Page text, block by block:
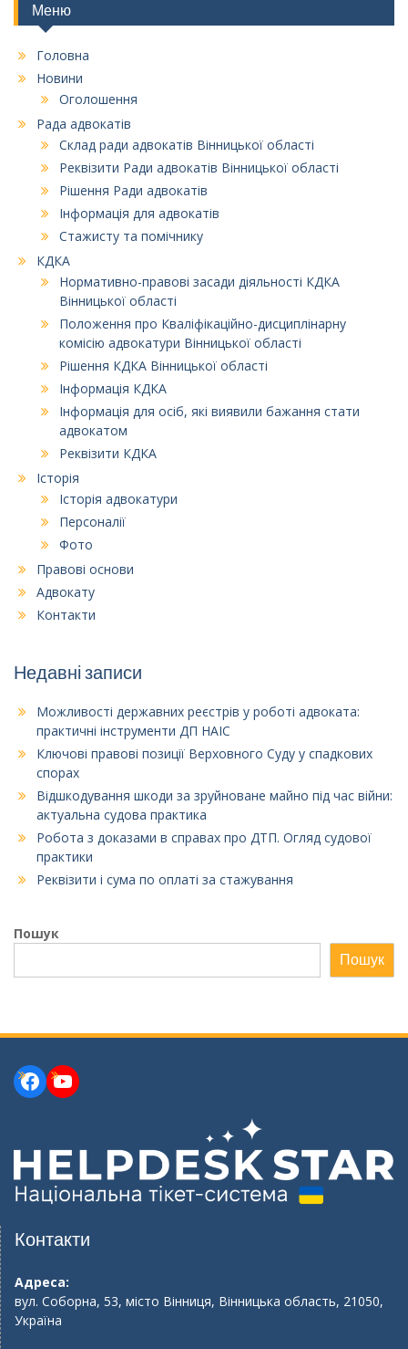
Меню
Головна
Новини
Оголошення
Рада адвокатів
Склад ради адвокатів Вінницької області
Реквізити Ради адвокатів Вінницької області
Рішення Ради адвокатів
Інформація для адвокатів
Стажисту та помічнику
КДКА
Нормативно-правові засади діяльності КДКА
Вінницької області
Положення про Кваліфікаційно-дисциплінарну
комісію адвокатури Вінницької області
Рішення КДКА Вінницької області
Інформація КДКА
Інформація для осіб, які виявили бажання стати
адвокатом
Реквізити КДКА
Історія
Історія адвокатури
Персоналії
Фото
Правові основи
Адвокату
Контакти
Недавні записи
Можливості державних реєстрів у роботі адвоката:
практичні інструменти ДП НАІС
Ключові правові позиції Верховного Суду у спадкових
спорах
Відшкодування шкоди за зруйноване майно під час війни:
актуальна судова практика
Робота з доказами в справах про ДТП. Огляд судової
практики
Реквізити і сума по оплаті за стажування
Пошук
Пошук
Facebook
YouTube
Контакти
Адреса:
вул. Соборна, 53, місто Вінниця, Вінницька область, 21050,
Україна